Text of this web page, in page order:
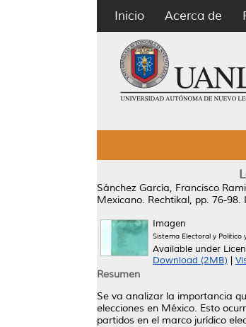
Inicio Acerca de
Sánchez García, Francisco
Mexicano. Rechtikal, pp. 76-98.
Imagen
Sistema Electoral y Político
Available under
Download (2MB)
Resumen
Se va analizar la importancia
elecciones en México. Esto
partidos en el marco jurídico